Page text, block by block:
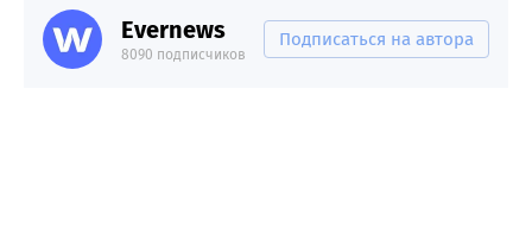
Evernews
8090 подписчиков
Подписаться на автора